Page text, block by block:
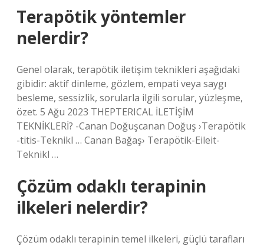
Terapötik yöntemler
nelerdir?
Genel olarak, terapötik iletişim teknikleri aşağıdaki
gibidir: aktif dinleme, gözlem, empati veya saygı
besleme, sessizlik, sorularla ilgili sorular, yüzleşme,
özet. 5 Ağu 2023 THEPTERICAL İLETİŞİM
TEKNİKLERİ? -Canan Doğuşcanan Doğuş ›Terapötik
-titis-Teknikl … Canan Bağaş› Terapötik-Eileit-
Teknikl …
Çözüm odaklı terapinin
ilkeleri nelerdir?
Çözüm odaklı terapinin temel ilkeleri, güçlü tarafları